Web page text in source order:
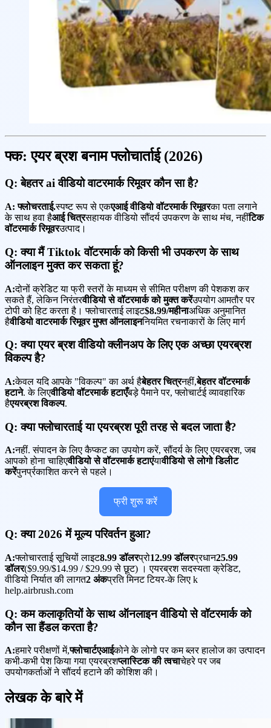
फ्क: एयर ब्रश बनाम फ्लोचार्ताई (2026)
Q: बेहतर ai वीडियो वाटरमार्क रिमूवर कौन सा है?
A: फ्लोचरताई.स्पष्ट रूप से एकएआई वीडियो वॉटरमार्क रिमूवरका पता लगाने
के साथ हवा हैआई चित्रसहायक वीडियो सौंदर्य उपकरण के साथ मंच, नहींटिक
वॉटरमार्क रिमूवरउत्पाद।
Q: क्या मैं Tiktok वॉटरमार्क को किसी भी उपकरण के साथ
ऑनलाइन मुक्त कर सकता हूं?
A:दोनों क्रेडिट या फ्री स्तरों के माध्यम से सीमित परीक्षण की पेशकश कर
सकते हैं, लेकिन निरंतरवीडियो से वॉटरमार्क को मुक्त करेंउपयोग आमतौर पर
टोपी को हिट करता है। फ्लोचारताई लाइट$8.99/महीनाअधिक अनुमानित
हैवीडियो वाटरमार्क रिमूवर मुफ्त ऑनलाइननियमित रचनाकारों के लिए मार्ग
Q: क्या एयर ब्रश वीडियो क्लीनअप के लिए एक अच्छा एयरब्रश
विकल्प है?
A:केवल यदि आपके "विकल्प" का अर्थ हैबेहतर चित्रनहीं,बेहतर वॉटरमार्क
हटाने. के लिएवीडियो वॉटरमार्क हटाएँबड़े पैमाने पर, फ्लोचार्टई व्यावहारिक
हैएयरब्रश विकल्प.
Q: क्या फ्लोचारताई या एयरब्रश पूरी तरह से बदल जाता है?
A:नहीं. संपादन के लिए कैप्कट का उपयोग करें, सौंदर्य के लिए एयरब्रश, जब
आपको होना चाहिएवीडियो से वॉटरमार्क हटाएंयावीडियो से लोगो डिलीट
करेंपुनर्प्रकाशित करने से पहले।
फ्री शुरू करें
Q: क्या 2026 में मूल्य परिवर्तन हुआ?
A:फ्लोचारताई सूचियों लाइट8.99 डॉलरप्रो12.99 डॉलरप्रधान25.99
डॉलर($9.99/$14.99 / $29.99 से छूट) । एयरब्रश सदस्यता क्रेडिट,
वीडियो निर्यात की लागत2 अंकप्रति मिनट टियर-के लिए k
help.airbrush.com
Q: कम कलाकृतियों के साथ ऑनलाइन वीडियो से वॉटरमार्क को
कौन सा हैंडल करता है?
A:हमारे परीक्षणों में,फ्लोचार्टएआईकोने के लोगो पर कम ब्लर हालोज का उत्पादन
कभी-कभी पेश किया गया एयरब्रशप्लास्टिक की त्वचाचेहरे पर जब
उपयोगकर्ताओं ने सौंदर्य हटाने की कोशिश की।
लेखक के बारे में